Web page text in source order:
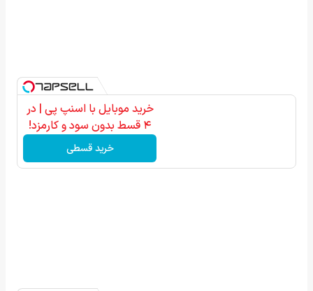
خرید موبایل با اسنپ پی | در
۴ قسط بدون سود و کارمزد!
خرید قسطی